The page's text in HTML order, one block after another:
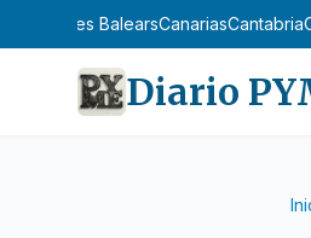
Illes BalearsCanariasCantabria
Diario